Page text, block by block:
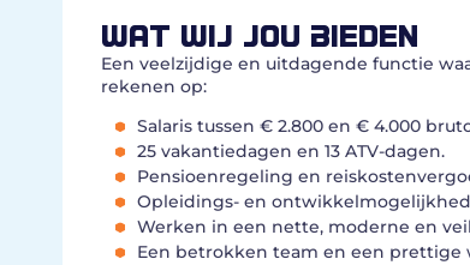
WAT WIJ JOU BIEDEN
Een veelzijdige en uitdagende functie
rekenen op:
Salaris tussen € 2.800 en € 4.000
25 vakantiedagen en 13 ATV-dagen.
Pensioenregeling en
Opleidings- en
Werken in een nette, moderne en
Een betrokken team en een